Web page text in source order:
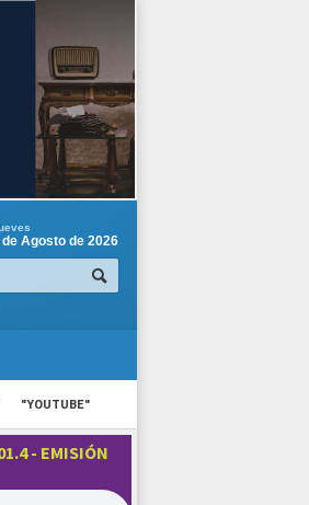
de Agosto de 2026
"YOUTUBE"
- EMISIÓN